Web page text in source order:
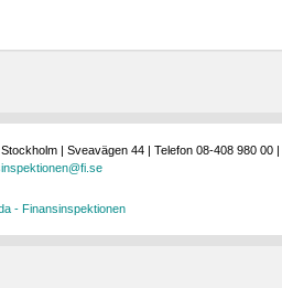
| Sveavägen 44 | Telefon 08-408 980 00 |